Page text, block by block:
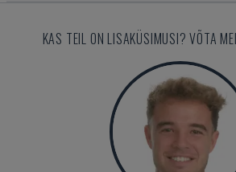
KAS TEIL ON LISAKÜSIMUSI? VÕTA